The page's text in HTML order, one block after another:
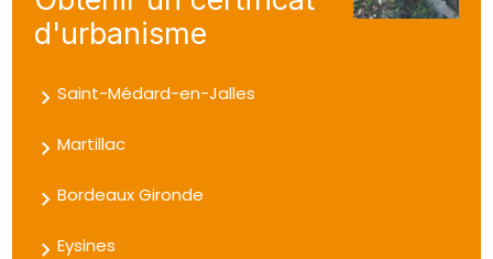
d'urbanisme
Saint-Médard-en-Jalles
Martillac
Bordeaux Gironde
Eysines